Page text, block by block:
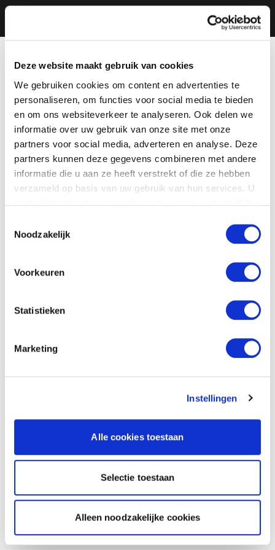
Deze website maakt gebruik van cookies
We gebruiken cookies om content en advertenties te
personaliseren, om functies voor social media te bieden
en om ons websiteverkeer te analyseren. Ook delen we
informatie over uw gebruik van onze site met onze
partners voor social media, adverteren en analyse. Deze
partners kunnen deze gegevens combineren met andere
informatie die u aan ze heeft verstrekt of die ze hebben
verzameld op basis van uw gebruik van hun services. U
Noodzakelijk
Voorkeuren
Statistieken
Marketing
Instellingen
Alle cookies toestaan
Selectie toestaan
Alleen noodzakelijke cookies